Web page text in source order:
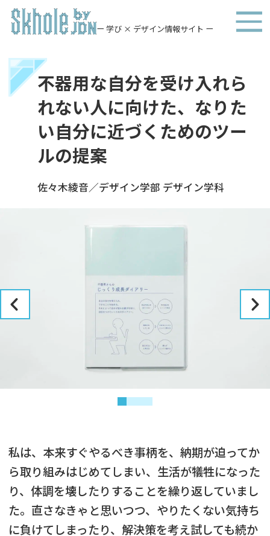
ー 学び × デザイン情報サイト ー
不器用な自分を受け入れら
れない人に向けた、なりた
い自分に近づくためのツー
ルの提案
佐々木綾音／デザイン学部 デザイン学科
私は、本来すぐやるべき事柄を、納期が迫ってか
ら取り組みはじめてしまい、生活が犠牲になった
り、体調を壊したりすることを繰り返していまし
た。直さなきゃと思いつつ、やりたくない気持ち
に負けてしまったり、解決策を考え試しても続か